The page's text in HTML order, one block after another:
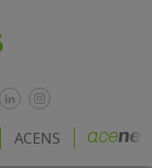
ACENS